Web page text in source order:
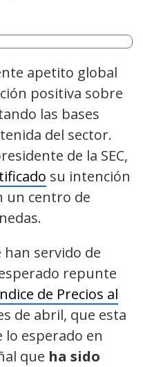
apetito global
positiva sobre
las bases
del sector.
de la SEC,
su intención
un centro de
servido de
repunte
de Precios al
de abril, que esta
lo esperado en
que ha sido